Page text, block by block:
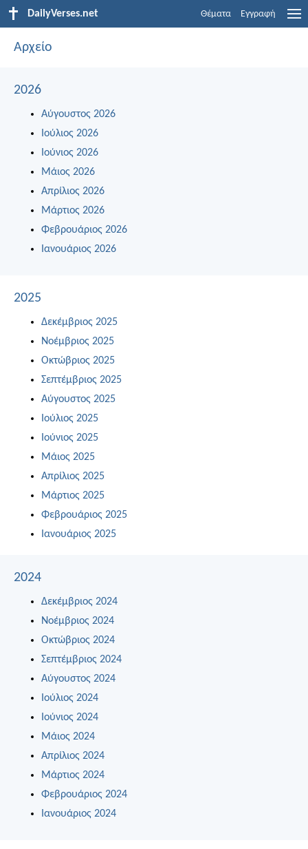
DailyVerses.net Θέματα Εγγραφή
Αρχείο
2026
Αύγουστος 2026
Ιούλιος 2026
Ιούνιος 2026
Μάιος 2026
Απρίλιος 2026
Μάρτιος 2026
Φεβρουάριος 2026
Ιανουάριος 2026
2025
Δεκέμβριος 2025
Νοέμβριος 2025
Οκτώβριος 2025
Σεπτέμβριος 2025
Αύγουστος 2025
Ιούλιος 2025
Ιούνιος 2025
Μάιος 2025
Απρίλιος 2025
Μάρτιος 2025
Φεβρουάριος 2025
Ιανουάριος 2025
2024
Δεκέμβριος 2024
Νοέμβριος 2024
Οκτώβριος 2024
Σεπτέμβριος 2024
Αύγουστος 2024
Ιούλιος 2024
Ιούνιος 2024
Μάιος 2024
Απρίλιος 2024
Μάρτιος 2024
Φεβρουάριος 2024
Ιανουάριος 2024